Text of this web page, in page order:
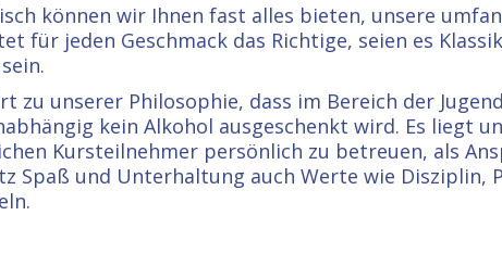
können wir Ihnen fast alles bieten, unsere
für jeden Geschmack das Richtige, seien es
zu unserer Philosophie, dass im Bereich der
kein Alkohol ausgeschenkt wird. Es liegt
Kursteilnehmer persönlich zu betreuen, als
Spaß und Unterhaltung auch Werte wie Disziplin,